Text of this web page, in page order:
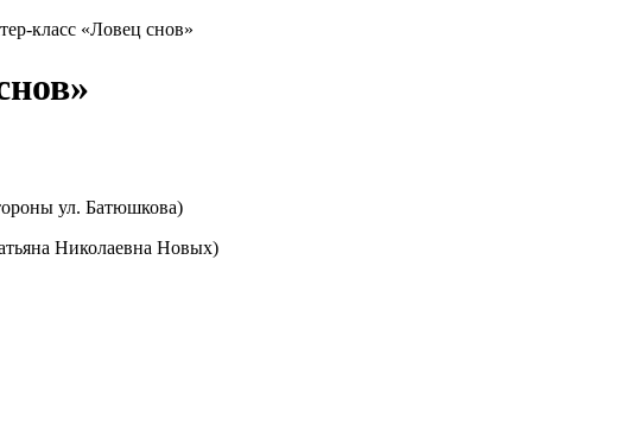
класс «Ловец снов»
ул. Батюшкова)
Николаевна Новых)